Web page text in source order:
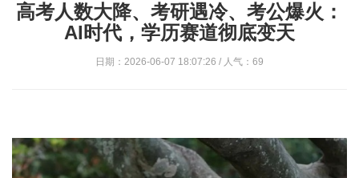
高考人数大降、考研遇冷、考公爆火：
AI时代，学历赛道彻底变天
日期：2026-06-07 18:07:26 / 人气：69